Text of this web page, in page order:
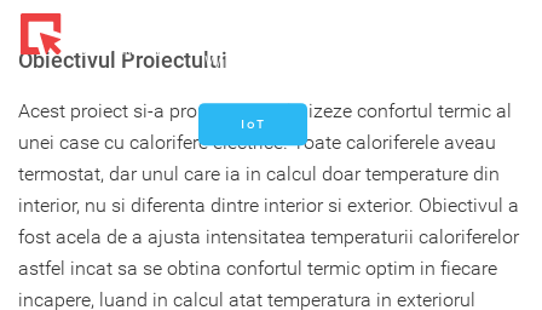
TEHNOLOGII
WiFi
CATEGORII IoT
Obiectivul Proiectului
Acest proiect si-a propus sa optimizeze confortul termic al
unei case cu calorifere electrice. Toate caloriferele aveau
termostat, dar unul care ia in calcul doar temperature din
interior, nu si diferenta dintre interior si exterior. Obiectivul a
fost acela de a ajusta intensitatea temperaturii caloriferelor
astfel incat sa se obtina confortul termic optim in fiecare
incapere, luand in calcul atat temperatura in exteriorul